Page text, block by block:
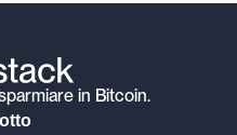
in Bitcoin.